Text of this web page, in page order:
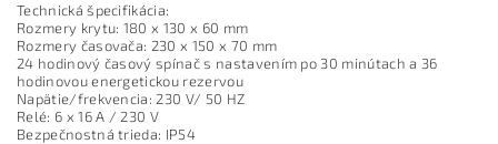
Technická špecifikácia:
Rozmery krytu: 180 x 130 x 60 mm
Rozmery časovača: 230 x 150 x 70 mm
24 hodinový časový spínač s nastavením po 30 minútach a 36
hodinovou energetickou rezervou
Napätie/frekvencia: 230 V/ 50 HZ
Relé: 6 x 16 A / 230 V
Bezpečnostná trieda: IP54